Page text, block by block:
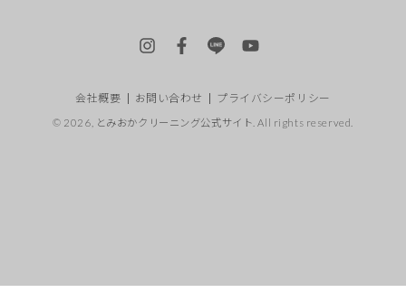
InstagramFacebookLINE YouTube
会社概要 お問い合わせ プライバシーポリシー
© 2026, とみおかクリーニング公式サイト . All rights reserved.